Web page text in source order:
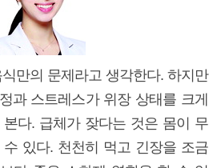
만의 문제라고 생각한다. 하지만
과 스트레스가 위장 상태를 크게
다. 급체가 잦다는 것은 몸이 무
있다. 천천히 먹고 긴장을 조금